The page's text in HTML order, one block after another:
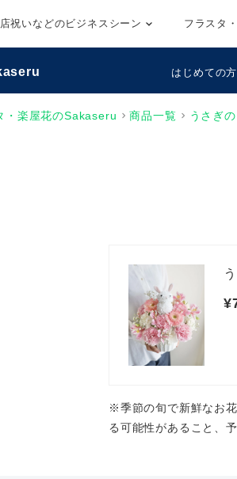
祝いなどのビジネスシーン フラスタ
はじめての
・楽屋花のSakaseru 商品一覧 うさぎ
※季節の旬で新鮮なお
る可能性があること、